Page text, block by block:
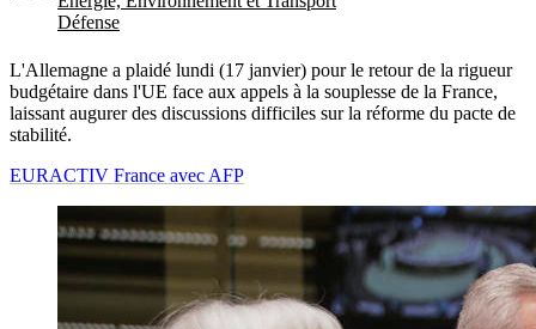
Défense
L'Allemagne a plaidé lundi (17 janvier) pour le retour de la rigueur
budgétaire dans l'UE face aux appels à la souplesse de la France,
laissant augurer des discussions difficiles sur la réforme du pacte de
stabilité.
EURACTIV France avec AFP